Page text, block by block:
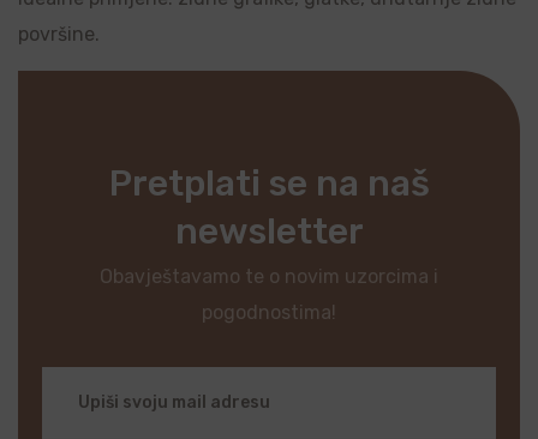
površine.
Pretplati se na naš
newsletter
Obavještavamo te o novim uzorcima i
pogodnostima!